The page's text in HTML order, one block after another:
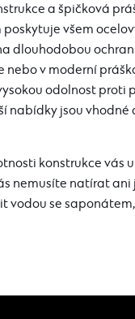
a špičková
všem
dlouhodobou
nebo v moderní
odolnost proti
nabídky jsou vhodné
konstrukce vás
nemusíte natírat
vodou se